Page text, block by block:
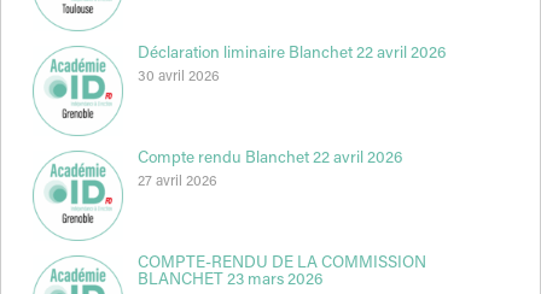
Déclaration liminaire Blanchet 22 avril 2026
30 avril 2026
Compte rendu Blanchet 22 avril 2026
27 avril 2026
COMPTE-RENDU DE LA COMMISSION
BLANCHET 23 mars 2026